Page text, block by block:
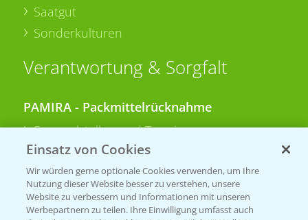
Saatgut
Sonderkulturen
Verantwortung & Sorgfalt
PAMIRA - Packmittelrücknahme
Sammelstellen und Termine
PRE - Chemikalien sicher entsorgen
Sammelstellen und Termine
Einsatz von Cookies
Wir würden gerne optionale Cookies verwenden, um Ihre
Nutzung dieser Website besser zu verstehen, unsere
Website zu verbessern und Informationen mit unseren
Werbepartnern zu teilen. Ihre Einwilligung umfasst auch